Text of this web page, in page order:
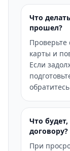
Что
прошел?
Проверьте
карты и
Если
Что
договору?
При